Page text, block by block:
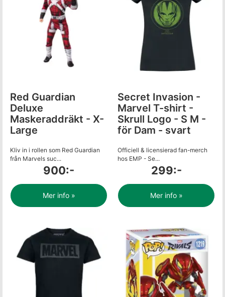
Red Guardian
Deluxe
Maskeraddräkt - X-
Large
Kliv in i rollen som Red Guardian
från Marvels suc...
900:-
Mer info »
Secret Invasion -
Marvel T-shirt -
Skrull Logo - S M -
för Dam - svart
Officiell & licensierad fan-merch
hos EMP - Se...
299:-
Mer info »